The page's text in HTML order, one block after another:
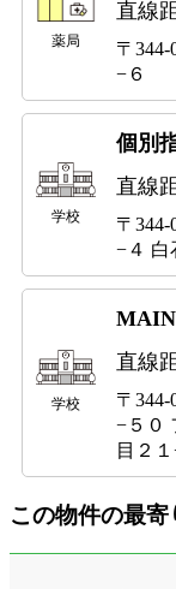
薬局
直線
〒
−６
学校
個別
直線
〒
−４ 白
学校
直線
〒
−５０
目２
この物件の最